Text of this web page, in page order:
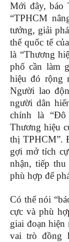
Mới đây, báo
“TPHCM
tưởng, giải
thế quốc tế
là “Thương
phố cần làm
hiệu đó rộng
Người lao
người dân
chính là
Thương hiệu
thị TPHCM”.
gợi mở tích
nhận, tiếp
phù hợp để
Có thể nói
cực và phù
giai đoạn hiện
vai trò đồng